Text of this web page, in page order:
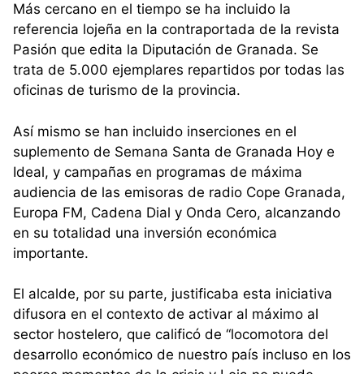
Más cercano en el tiempo se ha incluido la
referencia lojeña en la contraportada de la revista
Pasión que edita la Diputación de Granada. Se
trata de 5.000 ejemplares repartidos por todas las
oficinas de turismo de la provincia.
Así mismo se han incluido inserciones en el
suplemento de Semana Santa de Granada Hoy e
Ideal, y campañas en programas de máxima
audiencia de las emisoras de radio Cope Granada,
Europa FM, Cadena Dial y Onda Cero, alcanzando
en su totalidad una inversión económica
importante.
El alcalde, por su parte, justificaba esta iniciativa
difusora en el contexto de activar al máximo al
sector hostelero, que calificó de “locomotora del
desarrollo económico de nuestro país incluso en los